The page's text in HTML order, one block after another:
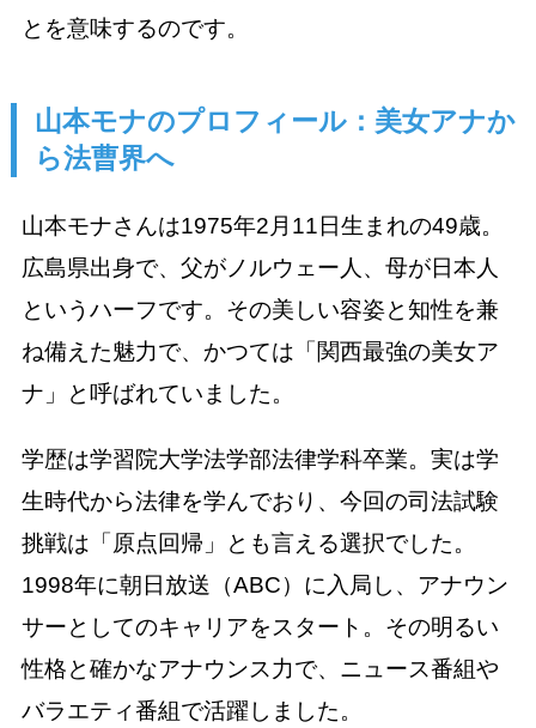
とを意味するのです。
山本モナのプロフィール：美女アナか
ら法曹界へ
山本モナさんは1975年2月11日生まれの49歳。
広島県出身で、父がノルウェー人、母が日本人
というハーフです。その美しい容姿と知性を兼
ね備えた魅力で、かつては「関西最強の美女ア
ナ」と呼ばれていました。
学歴は学習院大学法学部法律学科卒業。実は学
生時代から法律を学んでおり、今回の司法試験
挑戦は「原点回帰」とも言える選択でした。
1998年に朝日放送（ABC）に入局し、アナウン
サーとしてのキャリアをスタート。その明るい
性格と確かなアナウンス力で、ニュース番組や
バラエティ番組で活躍しました。